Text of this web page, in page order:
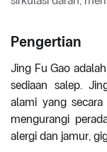
Pengertian
Jing Fu Gao
sediaan salep.
alami yang
mengurangi
alergi dan jamur,